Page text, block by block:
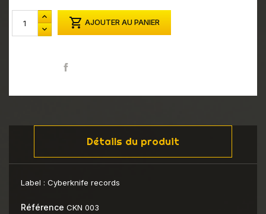
 AJOUTER AU PANIER
Détails du produit
Label : Cyberknife records
Référence CKN 003